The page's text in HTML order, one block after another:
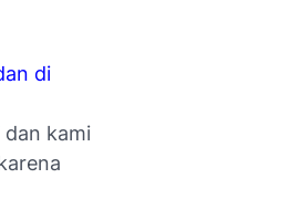
di
dan kami